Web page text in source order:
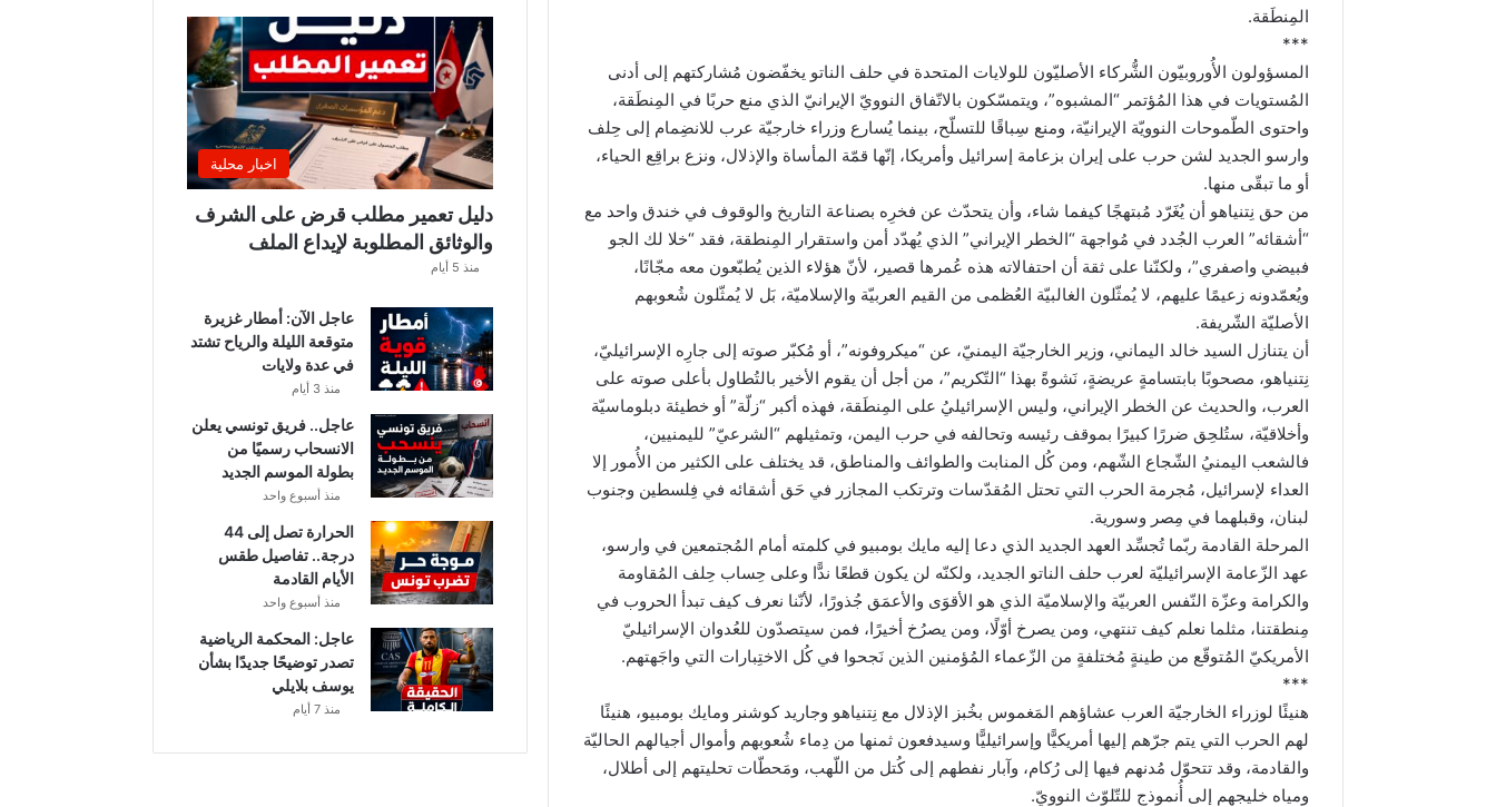
المِنطَقة.
***
المسؤولون الأُوروبيّون الشُّركاء الأصليّون للولايات المتحدة في حلف الناتو يخفّضون مُشاركتهم إلى أدنى
المُستويات في هذا المُؤتمر “المشبوه”، ويتمسّكون بالاتّفاق النوويّ الإيرانيّ الذي منع حربًا في المِنطَقة،
واحتوى الطّموحات النوويّة الإيرانيّة، ومنع سِباقًا للتسلّح، بينما يُسارع وزراء خارجيّة عرب للانضِمام إلى حِلف
وارسو الجديد لشن حرب على إيران بزعامة إسرائيل وأمريكا، إنّها قمّة المأساة والإذلال، ونزع براقِع الحياء،
أو ما تبقّى منها.
من حق نِتنياهو أن يُغَرّد مُبتهجًا كيفما شاء، وأن يتحدّث عن فخرِه بصناعة التاريخ والوقوف في خندق واحد مع
“أشقائه” العرب الجُدد في مُواجهة “الخطر الإيراني” الذي يُهدّد أمن واستقرار المِنطقة، فقد “خلا لك الجو
فبيضي واصفري”، ولكنّنا على ثقة أن احتفالاته هذه عُمرها قصير، لأنّ هؤلاء الذين يُطبّعون معه مجّانًا،
ويُعمّدونه زعيمًا عليهم، لا يُمثّلون الغالبيّة العُظمى من القيم العربيّة والإسلاميّة، بَل لا يُمثّلون شُعوبهم
الأصليّة الشّريفة.
أن يتنازل السيد خالد اليماني، وزير الخارجيّة اليمنيّ، عن “ميكروفونه”، أو مُكبّر صوته إلى جارِه الإسرائيليّ،
نِتنياهو، مصحوبًا بابتسامةٍ عريضةٍ، نَشوةً بهذا “التّكريم”، من أجل أن يقوم الأخير بالتُطاول بأعلى صوته على
العرب، والحديث عن الخطر الإيراني، وليس الإسرائيليُ على المِنطَقة، فهذه أكبر “زلّة” أو خطيئة دبلوماسيّة
وأخلاقيّة، ستُلحِق ضررًا كبيرًا بموقف رئيسه وتحالفه في حرب اليمن، وتمثيلهم “الشرعيّ” لليمنيين،
فالشعب اليمنيُ الشّجاع الشّهم، ومن كُل المنابت والطوائف والمناطق، قد يختلف على الكثير من الأُمور إلا
العداء لإسرائيل، مُجرمة الحرب التي تحتل المُقدّسات وترتكب المجازر في حَق أشقائه في فِلسطين وجنوب
لبنان، وقبلهما في مِصر وسورية.
المرحلة القادمة ربّما تُجسِّد العهد الجديد الذي دعا إليه مايك بومبيو في كلمته أمام المُجتمعين في وارسو،
عهد الزّعامة الإسرائيليّة لعرب حلف الناتو الجديد، ولكنّه لن يكون قطعًا ندًّا وعلى حِساب حِلف المُقاومة
والكرامة وعزّة النّفس العربيّة والإسلاميّة الذي هو الأقوَى والأعمَق جُذورًا، لأنّنا نعرف كيف تبدأ الحروب في
مِنطقتنا، مثلما نعلم كيف تنتهي، ومن يصرخ أوّلًا، ومن يصرُخ أخيرًا، فمن سيتصدّون للعُدوان الإسرائيليّ
الأمريكيّ المُتوقّع من طينةٍ مُختلفةٍ من الزّعماء المُؤمنين الذين نَجحوا في كُل الاختِبارات التي واجَهتهم.
***
هنيئًا لوزراء الخارجيّة العرب عشاؤهم المَغموس بخُبز الإذلال مع نِتنياهو وجاريد كوشنر ومايك بومبيو، هنيئًا
لهم الحرب التي يتم جرّهم إليها أمريكيًّا وإسرائيليًّا وسيدفعون ثمنها من دِماء شُعوبهم وأموال أجيالهم الحاليّة
والقادمة، وقد تتحوّل مُدنهم فيها إلى رُكام، وآبار نفطهم إلى كُتل من اللّهب، ومَحطّات تحليتهم إلى أطلال،
ومياه خليجهم إلى أُنموذج للتّلوّث النوويّ.
ة
ص
د
ر
ب
ل
ا
ا
ه
ا
اخبار محلية
دليل تعمير مطلب قرض على الشرف
والوثائق المطلوبة لإيداع الملف
منذ 5 أيام
عاجل الآن: أمطار غزيرة
متوقعة الليلة والرياح تشتد
في عدة ولايات
منذ 3 أيام
عاجل.. فريق تونسي يعلن
الانسحاب رسميًا من
بطولة الموسم الجديد
منذ أسبوع واحد
الحرارة تصل إلى 44
درجة.. تفاصيل طقس
الأيام القادمة
منذ أسبوع واحد
عاجل: المحكمة الرياضية
تصدر توضيحًا جديدًا بشأن
يوسف بلايلي
منذ 7 أيام